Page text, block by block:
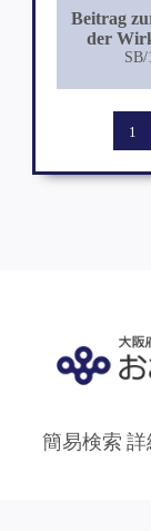
Beitrag
der
SB/
1
簡易検索 詳